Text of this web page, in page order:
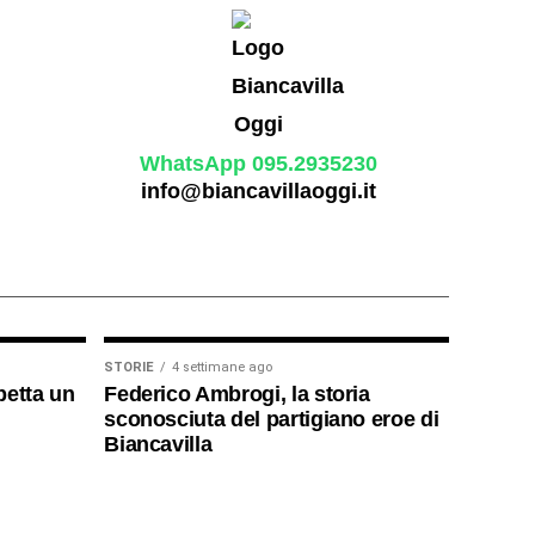
WhatsApp 095.2935230
info@biancavillaoggi.it
un
STORIE 4 settimane ago
Federico Ambrogi, la storia
sconosciuta del partigiano eroe di
Biancavilla